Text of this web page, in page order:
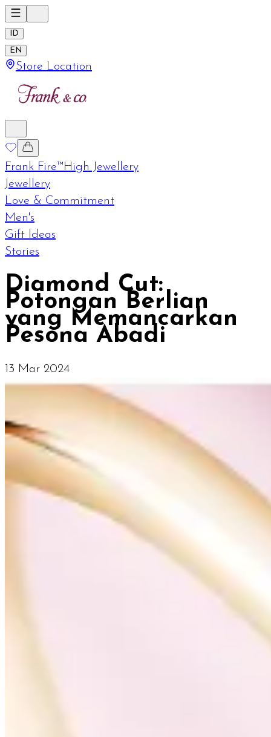
ID
EN
Store Location
Frank Fire™High Jewellery
Jewellery
Love & Commitment
Men's
Gift Ideas
Stories
Diamond Cut:
Potongan Berlian
yang Memancarkan
Pesona Abadi
13 Mar 2024